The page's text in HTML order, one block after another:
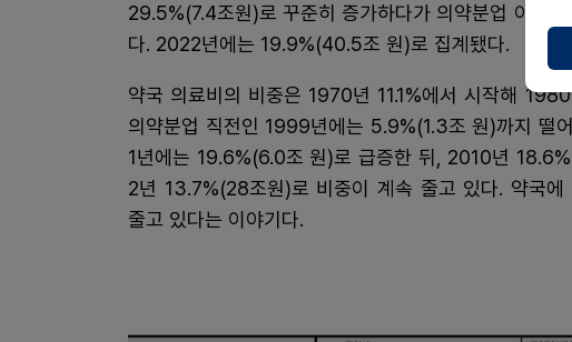
29.5%(7.4조원)로 꾸준히 증가하다가 의약분업 이후
다. 2022년에는 19.9%(40.5조 원)로 집계됐다.
약국 의료비의 비중은 1970년 11.1%에서 시작해
의약분업 직전인 1999년에는 5.9%(1.3조 원)까지 떨
1년에는 19.6%(6.0조 원)로 급증한 뒤, 2010년
2년 13.7%(28조원)로 비중이 계속 줄고 있다. 약국
줄고 있다는 이야기다.